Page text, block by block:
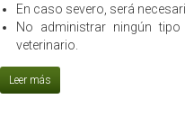
En caso severo, será
No administrar ningún
veterinario.